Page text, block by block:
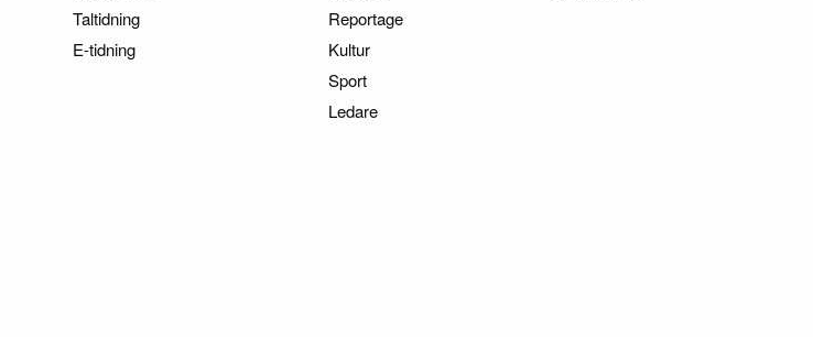
Taltidning
E-tidning
Reportage
Kultur
Sport
Ledare